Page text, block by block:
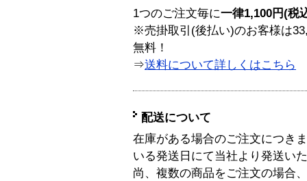
1つのご注文毎に一律1,100円(税
※売掛取引(後払い)のお客様は
無料！
⇒送料について詳しくはこちら
配送について
在庫がある場合のご注文につき
いる発送日にて当社より発送い
尚、複数の商品をご注文の場合